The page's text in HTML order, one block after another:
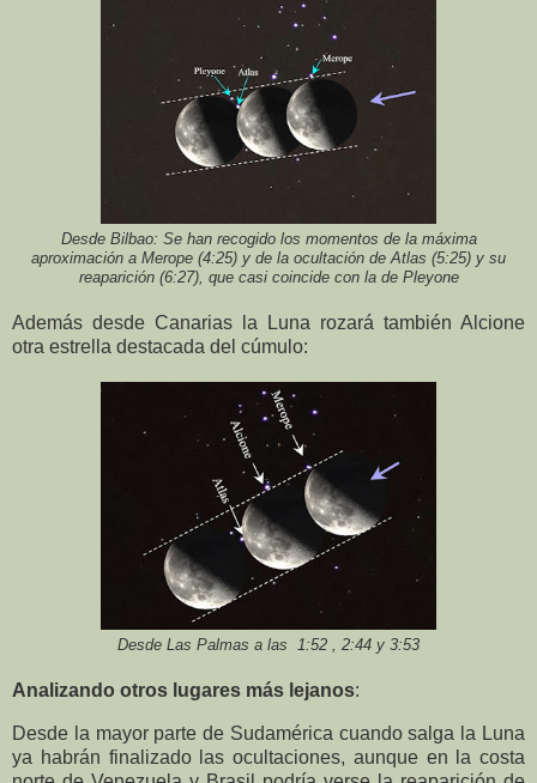
Desde Bilbao: Se han recogido los momentos de la máxima
aproximación a Merope (4:25) y de la ocultación de Atlas (5:25) y su
reaparición (6:27), que casi coincide con la de Pleyone
Además desde Canarias la Luna rozará también Alcione
otra estrella destacada del cúmulo:
Desde Las Palmas a las 1:52 , 2:44 y 3:53
Analizando otros lugares más lejanos:
Desde la mayor parte de Sudamérica cuando salga la Luna
ya habrán finalizado las ocultaciones, aunque en la costa